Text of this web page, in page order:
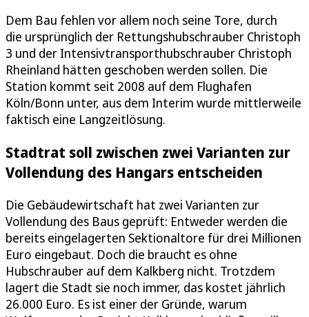
Dem Bau fehlen vor allem noch seine Tore, durch
die ursprünglich der Rettungshubschrauber Christoph
3 und der Intensivtransporthubschrauber Christoph
Rheinland hätten geschoben werden sollen. Die
Station kommt seit 2008 auf dem Flughafen
Köln/Bonn unter, aus dem Interim wurde mittlerweile
faktisch eine Langzeitlösung.
Stadtrat soll zwischen zwei Varianten zur
Vollendung des Hangars entscheiden
Die Gebäudewirtschaft hat zwei Varianten zur
Vollendung des Baus geprüft: Entweder werden die
bereits eingelagerten Sektionaltore für drei Millionen
Euro eingebaut. Doch die braucht es ohne
Hubschrauber auf dem Kalkberg nicht. Trotzdem
lagert die Stadt sie noch immer, das kostet jährlich
26.000 Euro. Es ist einer der Gründe, warum